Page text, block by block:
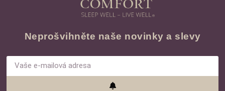
Neprošvihněte naše novinky a slevy